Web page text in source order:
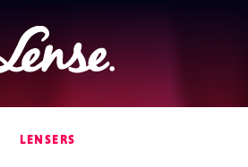
Lense
LENSERS